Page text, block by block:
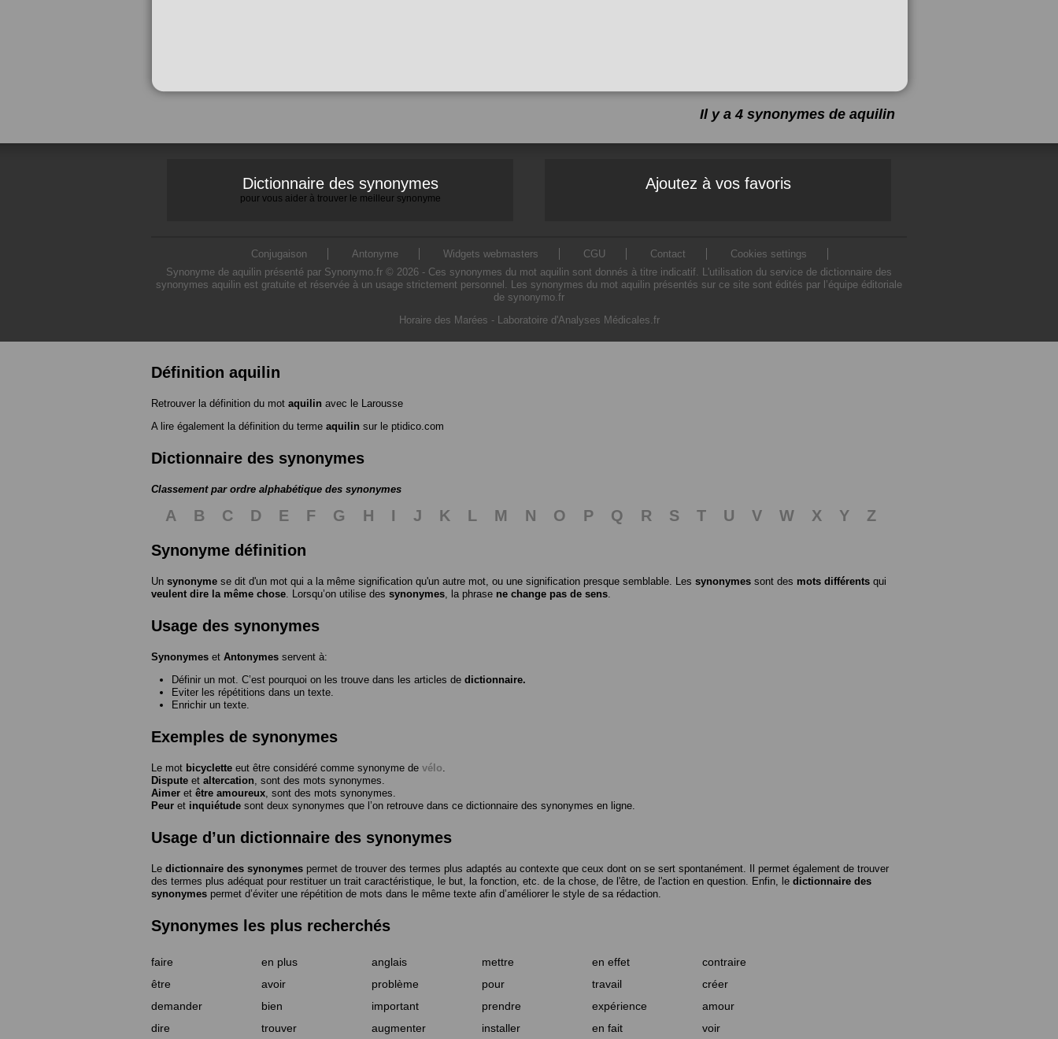
Il y a 4 synonymes de aquilin
Dictionnaire des synonymes
pour vous aider à trouver le meilleur synonyme
Ajoutez à vos favoris
Conjugaison Antonyme Widgets webmasters CGU Contact
Cookies settings
Synonyme de aquilin présenté par Synonymo.fr © 2026 - Ces synonymes du mot aquilin sont donnés à titre indicatif. L'utilisation du service de dictionnaire des
synonymes aquilin est gratuite et réservée à un usage strictement personnel. Les synonymes du mot aquilin présentés sur ce site sont édités par l’équipe éditoriale
de synonymo.fr
Horaire des Marées - Laboratoire d'Analyses Médicales.fr
Définition aquilin
Retrouver la définition du mot aquilin avec le Larousse
A lire également la définition du terme aquilin sur le ptidico.com
Dictionnaire des synonymes
Classement par ordre alphabétique des synonymes
A B C D E F G H I J K L M N O P Q R S T U V W X Y
Z
Synonyme définition
Un synonyme se dit d'un mot qui a la même signification qu'un autre mot, ou une signification presque semblable. Les synonymes sont des mots différents qui
veulent dire la même chose . Lorsqu’on utilise des synonymes , la phrase ne change pas de sens
Usage des synonymes
Synonymes et Antonymes servent à:
Définir un mot. C’est pourquoi on les trouve dans les articles de dictionnaire.
Eviter les répétitions dans un texte.
Enrichir un texte.
Exemples de synonymes
Le mot bicyclette eut être considéré comme synonyme de vélo
Dispute et altercation , sont des mots synonymes.
Aimer et être amoureux , sont des mots synonymes.
Peur et inquiétude sont deux synonymes que l’on retrouve dans ce dictionnaire des synonymes en ligne.
Usage d’un dictionnaire des synonymes
Le dictionnaire des synonymes permet de trouver des termes plus adaptés au contexte que ceux dont on se sert spontanément. Il permet également de trouver
des termes plus adéquat pour restituer un trait caractéristique, le but, la fonction, etc. de la chose, de l'être, de l'action en question. Enfin, le dictionnaire des
synonymes permet d’éviter une répétition de mots dans le même texte afin d’améliorer le style de sa rédaction.
Synonymes les plus recherchés
faire en plus anglais mettre en effet
contraire
être
avoir problème pour travail
créer
demander
bien important prendre expérience
amour
dire
trouver augmenter installer en fait voir